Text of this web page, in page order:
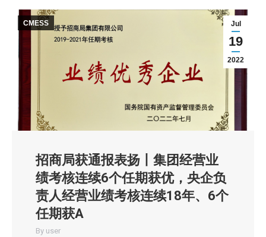
Jul
19
2022
CMESS
招商局获通报表扬丨集团经营业
绩考核连续6个任期获优，央企负
责人经营业绩考核连续18年、6个
任期获A
By user